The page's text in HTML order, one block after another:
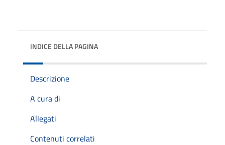
INDICE DELLA PAGINA
Descrizione
A cura di
Allegati
Contenuti correlati